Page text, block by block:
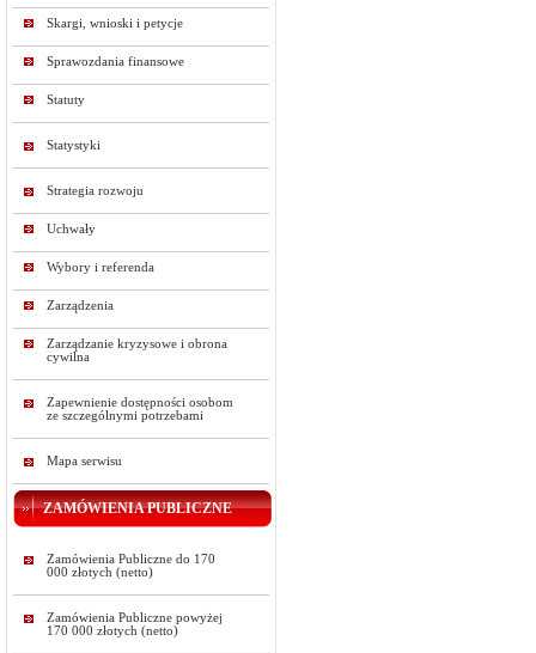
Skargi, wnioski i petycje
Sprawozdania finansowe
Statuty
Statystyki
Strategia rozwoju
Uchwały
Wybory i referenda
Zarządzenia
Zarządzanie kryzysowe i obrona
cywilna
Zapewnienie dostępności osobom
ze szczególnymi potrzebami
Mapa serwisu
ZAMÓWIENIA PUBLICZNE
Zamówienia Publiczne do 170
000 złotych (netto)
Zamówienia Publiczne powyżej
170 000 złotych (netto)